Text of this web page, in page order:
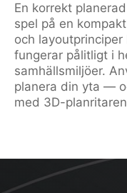
En korrekt
spel på en
och
fungerar pålitligt i
samhällsmiljöer.
planera din yta —
med 3D-